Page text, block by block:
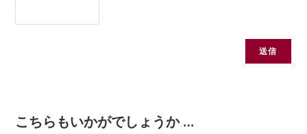
こちらもいかがでしょうか …